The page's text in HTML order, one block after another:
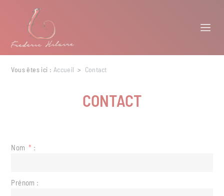
Vous êtes ici : Accueil > Contact
CONTACT
Nom * :
Prénom :